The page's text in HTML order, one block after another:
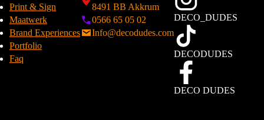
Print & Sign
Maatwerk
Brand Experiences
Portfolio
Faq
8491 BB Akkrum
0566 65 05 02
Info@decodudes.com
DECO_DUDES
DECODUDES
DECO DUDES